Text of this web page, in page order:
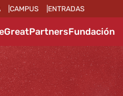
CAMPUS ENTRADAS
PartnersFundación